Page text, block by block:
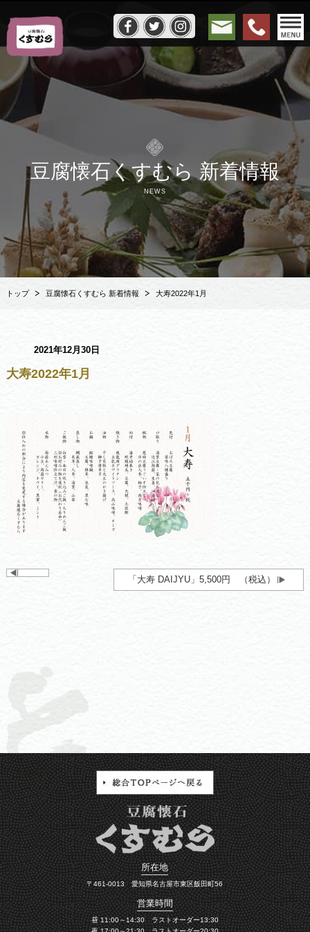
豆腐懐石くすむら 新着情報
NEWS
トップ 豆腐懐石くすむら 新着情報 大寿2022年1月
2021年12月30日
大寿2022年1月
「大寿 DAIJYU」5,500円 （税込）
所在地
〒461-0013 愛知県名古屋市東区飯田町56
営業時間
昼 11:00～14:30 ラストオーダー13:30